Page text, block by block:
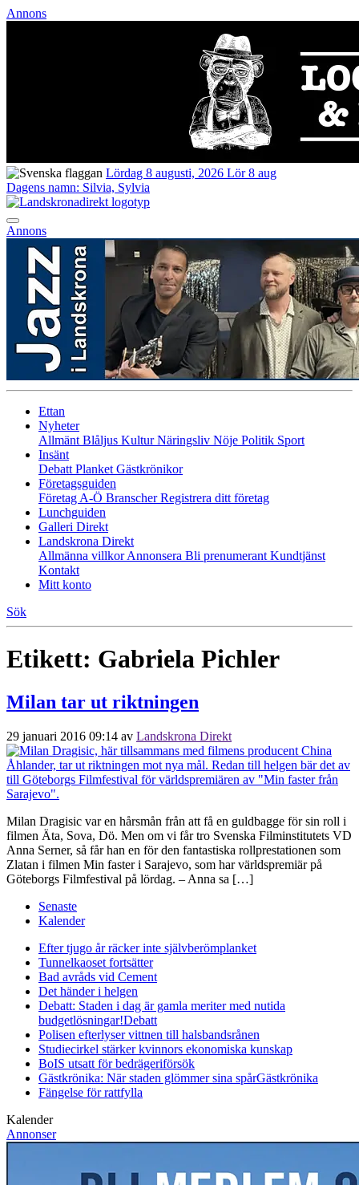
Annons
Lördag 8 augusti, 2026 Lör 8 aug
Dagens namn: Silvia, Sylvia
Annons
Ettan
Nyheter
Allmänt Blåljus KulturNäringsliv Nöje Politik Sport
Insänt
Debatt Planket Gästkrönikor
Företagsguiden
Företag A-Ö BranscherRegistrera ditt företag
Lunchguiden
Galleri Direkt
Landskrona Direkt
Allmänna villkorAnnonsera Bli prenumerant Kundtjänst
Kontakt
Mitt konto
Sök
Etikett: Gabriela Pichler
Milan tar ut riktningen
29 januari 2016 09:14 av Landskrona Direkt
Milan Dragisic var en hårsmån från att få en guldbagge för sin roll i
filmen Äta, Sova, Dö. Men om vi får tro Svenska Filminstitutets VD
Anna Serner, så får han en för den fantastiska rollprestationen som
Zlatan i filmen Min faster i Sarajevo, som har världspremiär på
Göteborgs Filmfestival på lördag. – Anna sa […]
Senaste
Kalender
Efter tjugo år räcker inte självberömplanket
Tunnelkaoset fortsätter
Bad avråds vid Cement
Det händer i helgen
Debatt: Staden i dag är gamla meriter med nutida
budgetlösningar!Debatt
Polisen efterlyser vittnen till halsbandsrånen
Studiecirkel stärker kvinnors ekonomiska kunskap
BoIS utsatt för bedrägeriförsök
Gästkrönika: När staden glömmer sina spårGästkrönika
Fängelse för rattfylla
Kalender
Annonser